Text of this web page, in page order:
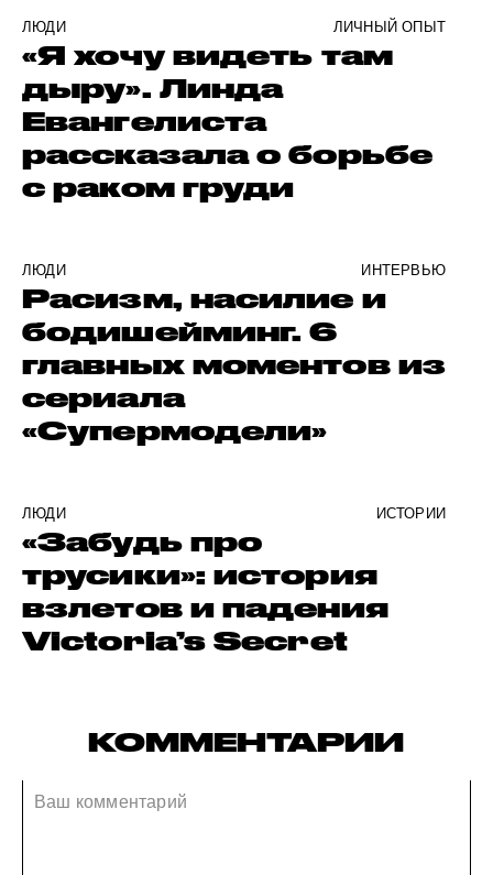
ЛЮДИ ЛИЧНЫЙ ОПЫТ
«Я хочу видеть там
дыру». Линда
Евангелиста
рассказала о борьбе
с раком груди
ЛЮДИ ИНТЕРВЬЮ
Расизм, насилие и
бодишейминг. 6
главных моментов из
сериала
«Супермодели»
ЛЮДИ ИСТОРИИ
«Забудь про
трусики»: история
взлетов и падения
Victoria’s Secret
КОММЕНТАРИИ